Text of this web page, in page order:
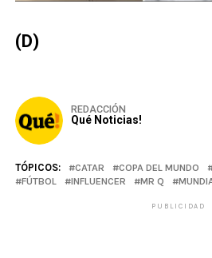
(D)
REDACCIÓN
Qué Noticias!
TÓPICOS: CATAR COPA DEL MUNDO
FÚTBOL
INFLUENCER MR Q
PUBLICIDAD